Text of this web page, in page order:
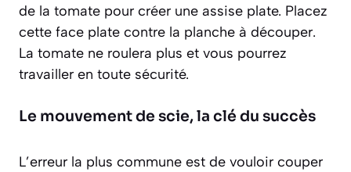
de la tomate pour créer une assise plate. Placez
cette face plate contre la planche à découper.
La tomate ne roulera plus et vous pourrez
travailler en toute sécurité.
Le mouvement de scie, la clé du succès
L’erreur la plus commune est de vouloir couper